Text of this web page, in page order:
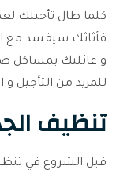
كلما طال تأجيلك
فأثاثك سيفسد مع
و عائلتك بمشاكل
للمزيد من التأجيل
تنظيف
قبل الشروع في